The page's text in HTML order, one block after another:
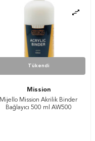
Tükendi
Mission
Mijello Mission Akrilik Binder
Bağlayıcı 500 ml AW500